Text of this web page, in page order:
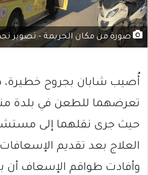
صورة من مكان الجريمة - تصوير
أُصيب شابان بجروح خطيرة،
تعرضهما للطعن في بلدة
حيث جرى نقلهما إلى
العلاج بعد تقديم الإسعافات
وأفادت طواقم الإسعاف أن